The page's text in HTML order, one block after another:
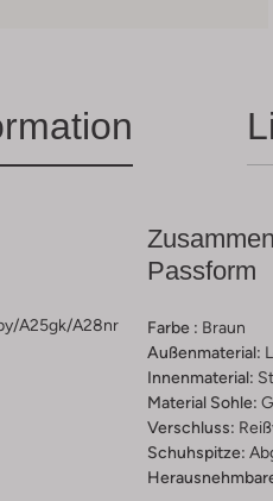
a25gk/a28nr
Passform
Farbe : Braun
Außenmaterial:
Innenmaterial:
Material Sohle:
Verschluss:
Schuhspitze: